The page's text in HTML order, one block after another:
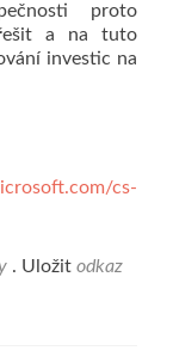
proto
řešit a na tuto
investic na
cs-
. Uložit odkaz